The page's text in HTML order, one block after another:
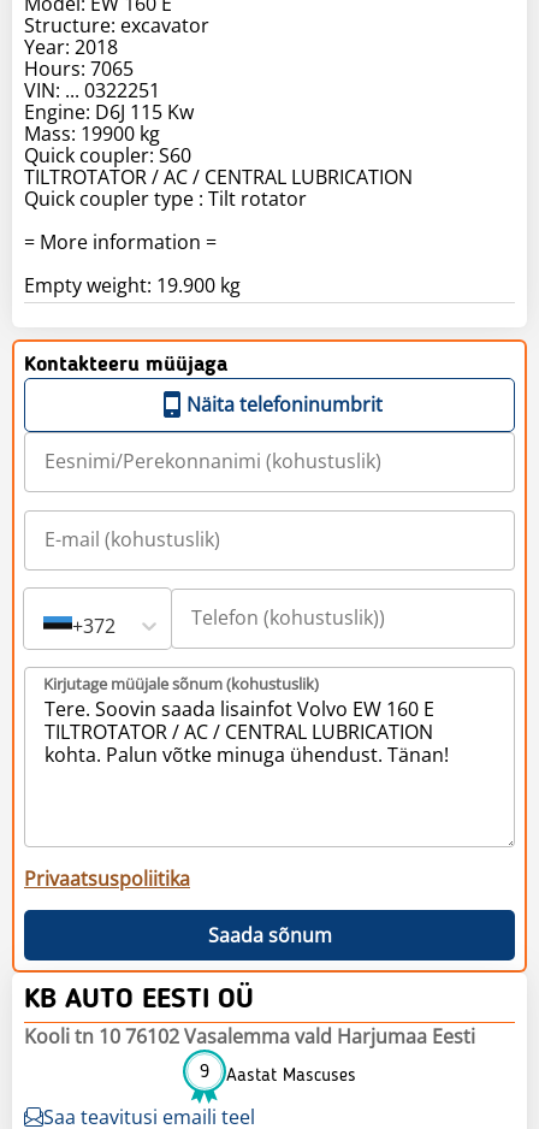
Structure: excavator
Year: 2018
Hours: 7065
VIN: ... 0322251
Engine: D6J 115 Kw
Mass: 19900 kg
Quick coupler: S60
TILTROTATOR / AC / CENTRAL LUBRICATION
Quick coupler type : Tilt rotator
= More information =
Empty weight: 19.900 kg
Kontakteeru müüjaga
Näita telefoninumbrit
+372
Kirjutage müüjale sõnum (kohustuslik)
Privaatsuspoliitika
Saada sõnum
KB AUTO EESTI OÜ
Kooli tn 10 76102 Vasalemma vald Harjumaa Eesti
9 Aastat Mascuses
Saa teavitusi emaili teel